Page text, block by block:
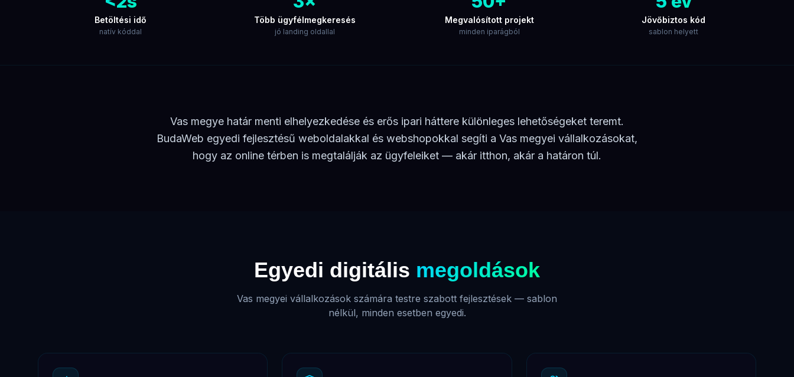
Betöltési idő
natív kóddal
Több ügyfélmegkeresés
jó landing oldallal
Megvalósított projekt
minden iparágból
Jövőbiztos kód
sablon helyett
Vas megye határ menti elhelyezkedése és erős ipari háttere különleges lehetőségeket teremt.
BudaWeb egyedi fejlesztésű weboldalakkal és webshopokkal segíti a Vas megyei vállalkozásokat,
hogy az online térben is megtalálják az ügyfeleiket — akár itthon, akár a határon túl.
Egyedi digitális megoldások
Vas megyei vállalkozások számára testre szabott fejlesztések — sablon
nélkül, minden esetben egyedi.